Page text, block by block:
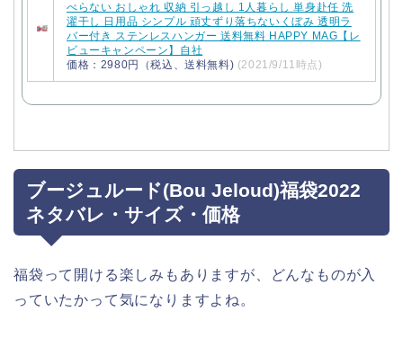
べらない おしゃれ 収納 引っ越し 1人暮らし 単身赴任 洗
濯干し 日用品 シンプル 頑丈ずり落ちないくぼみ 透明ラ
バー付き ステンレスハンガー 送料無料 HAPPY MAG【レ
ビューキャンペーン】自社
価格：2980円（税込、送料無料) (2021/9/11時点)
ブージュルード(Bou Jeloud)福袋2022
ネタバレ・サイズ・価格
福袋って開ける楽しみもありますが、どんなものが入
っていたかって気になりますよね。